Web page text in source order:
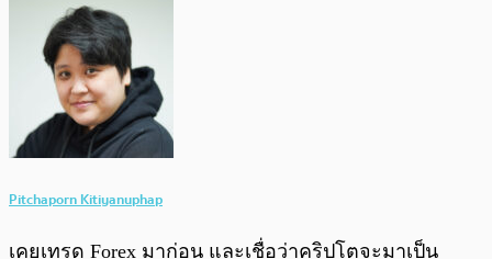
Pitchaporn Kitiyanuphap
เคยเทรด Forex มาก่อน และเชื่อว่าคริปโตจะมาเป็น